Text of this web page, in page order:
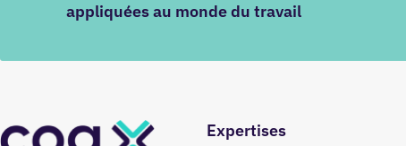
appliquées au monde du travail
Expertises